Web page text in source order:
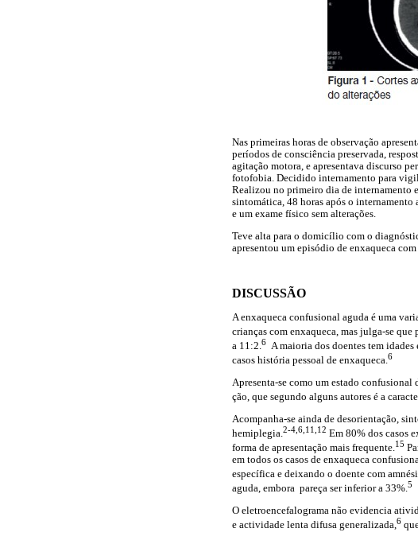
Nas primeiras horas de observação
períodos de consciência preservada,
agitação motora, e apresentava discurso
fotofobia. Decidido internamento para
Realizou no primeiro dia de internamento
sintomática, 48 horas após o internamento
e um exame físico sem alterações.
Teve alta para o domicílio com o
apresentou um episódio de enxaqueca
DISCUSSÃO
A enxaqueca confusional aguda é uma
crianças com enxaqueca, mas julga-se que
a 11:2.6 A maioria dos doentes tem idades
casos história pessoal de enxaqueca.6
Apresenta-se como um estado
ção, que segundo alguns autores é a
Acompanha-se ainda de desorientação,
hemiplegia. 2-4,6,11,12 Em 80% dos casos
forma de apresentação mais frequente.15
em todos os casos de enxaqueca
específica e deixando o doente com
aguda, embora pareça ser inferior a 33%.5
O eletroencefalograma não evidencia
e actividade lenta difusa generalizada,6